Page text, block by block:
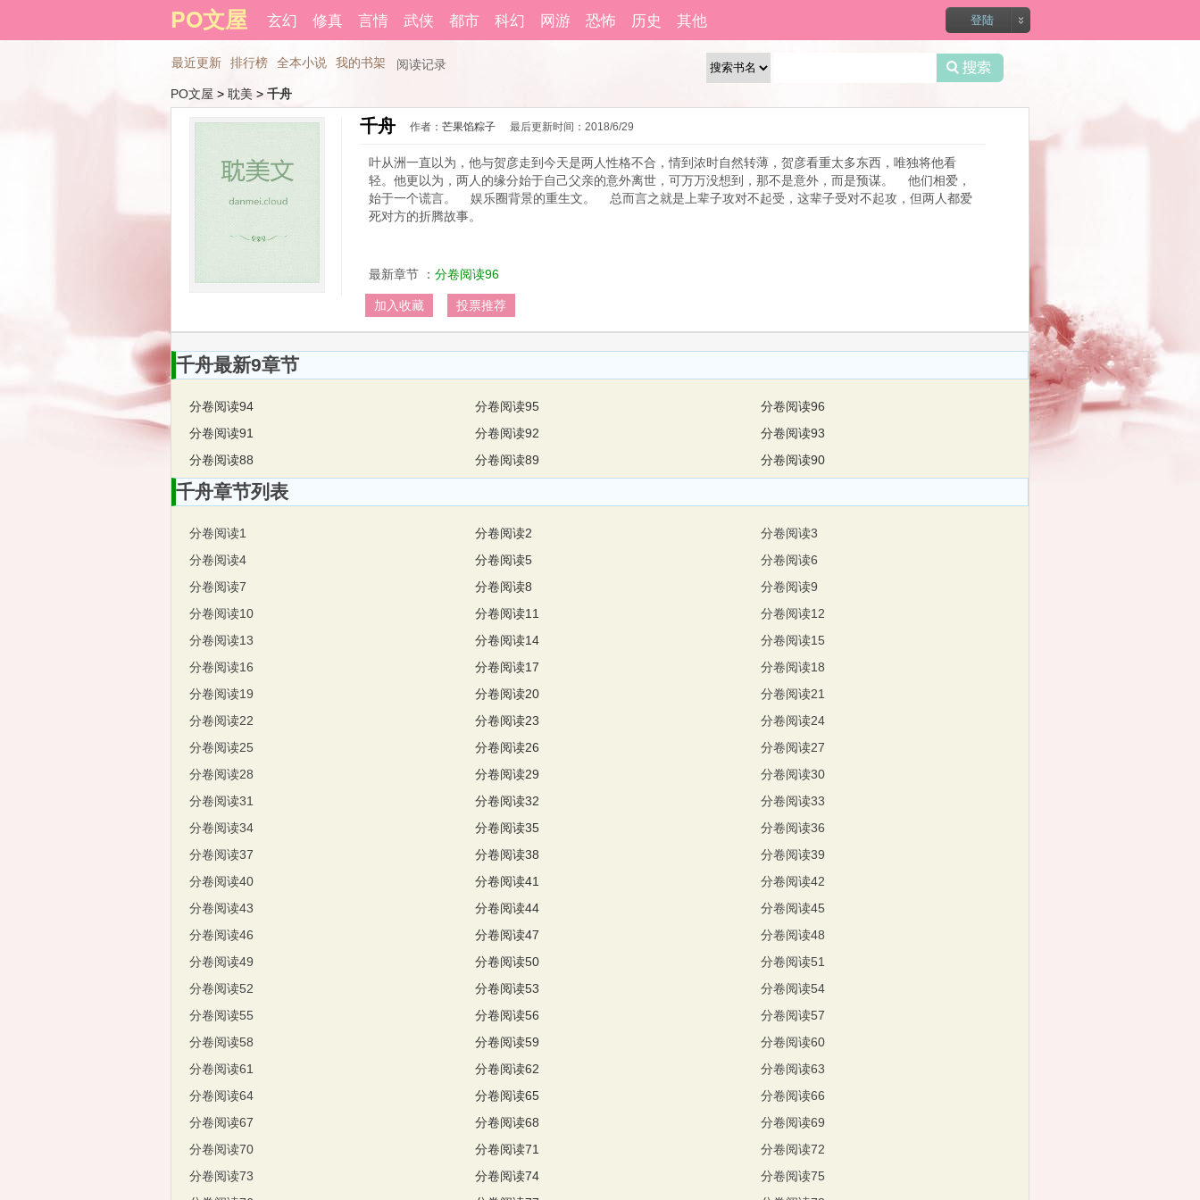
登陆
PO文屋 玄幻 修真 言情 武侠 都市 科幻 网游 恐怖 历史 其他
还没有账号？立即注册
最近更新
排行榜 全本小说 我的书架 阅读记录
PO文屋 > 耽美 > 千舟
千舟 作者： 芒果馅粽子 最后更新时间： 2018/6/29
叶从洲一直以为，他与贺彦走到今天是两人性格不合，情到浓时自然转薄，贺彦看重太多东西，唯独将他看
轻。他更以为，两人的缘分始于自己父亲的意外离世，可万万没想到，那不是意外，而是预谋。 他们相爱，
始于一个谎言。 娱乐圈背景的重生文。 总而言之就是上辈子攻对不起受，这辈子受对不起攻，但两人都爱
死对方的折腾故事。
最新章节 ： 分卷阅读96
加入收藏 投票推荐
千舟最新9章节
分卷阅读96
分卷阅读95
分卷阅读94
分卷阅读93
分卷阅读92
分卷阅读91
分卷阅读90
分卷阅读89
分卷阅读88
千舟章节列表
分卷阅读3
分卷阅读2
分卷阅读1
分卷阅读6
分卷阅读5
分卷阅读4
分卷阅读9
分卷阅读8
分卷阅读7
分卷阅读12
分卷阅读11
分卷阅读10
分卷阅读15
分卷阅读14
分卷阅读13
分卷阅读18
分卷阅读17
分卷阅读16
分卷阅读21
分卷阅读20
分卷阅读19
分卷阅读24
分卷阅读23
分卷阅读22
分卷阅读27
分卷阅读26
分卷阅读25
分卷阅读30
分卷阅读29
分卷阅读28
分卷阅读33
分卷阅读32
分卷阅读31
分卷阅读36
分卷阅读35
分卷阅读34
分卷阅读39
分卷阅读38
分卷阅读37
分卷阅读42
分卷阅读41
分卷阅读40
分卷阅读45
分卷阅读44
分卷阅读43
分卷阅读48
分卷阅读47
分卷阅读46
分卷阅读51
分卷阅读50
分卷阅读49
分卷阅读54
分卷阅读53
分卷阅读52
分卷阅读57
分卷阅读56
分卷阅读55
分卷阅读60
分卷阅读59
分卷阅读58
分卷阅读63
分卷阅读62
分卷阅读61
分卷阅读66
分卷阅读65
分卷阅读64
分卷阅读69
分卷阅读68
分卷阅读67
分卷阅读72
分卷阅读71
分卷阅读70
分卷阅读75
分卷阅读74
分卷阅读73